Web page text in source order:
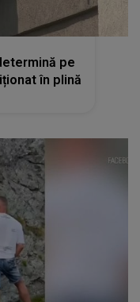
pe
în plină